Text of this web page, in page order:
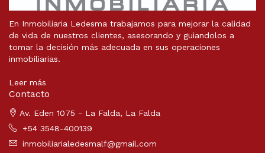
En Inmobiliaria Ledesma trabajamos para mejorar la calidad
de vida de nuestros clientes, asesorando y guiandolos a
tomar la decisión más adecuada en sus operaciones
inmobiliarias.
Leer más
Contacto
Av. Eden 1075 - La Falda, La Falda
+54 3548-400139
inmobiliarialedesmalf@gmail.com